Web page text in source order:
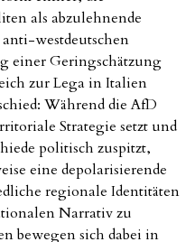
als abzulehnende
westdeutschen
einer Geringschätzung
zur Lega in Italien
Während die AfD
Strategie setzt und
politisch zuspitzt,
eine depolarisierende
regionale Identitäten
Narrativ zu
bewegen sich dabei in